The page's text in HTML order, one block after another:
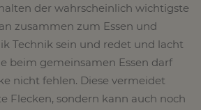
der wahrscheinlich wichtigste
zusammen zum Essen und
Technik sein und redet und lacht
beim gemeinsamen Essen darf
nicht fehlen. Diese vermeidet
Flecken, sondern kann auch noch